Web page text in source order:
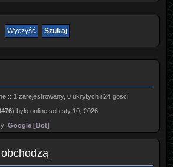
:: 1 zarejestrowany, 0 ukrytych i 24 gości
) było online sob sty 10, 2026
Google [Bot]